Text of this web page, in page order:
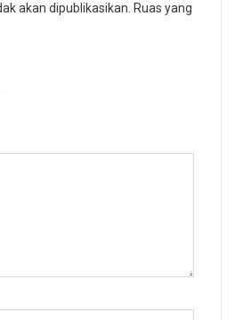
akan dipublikasikan. Ruas yang